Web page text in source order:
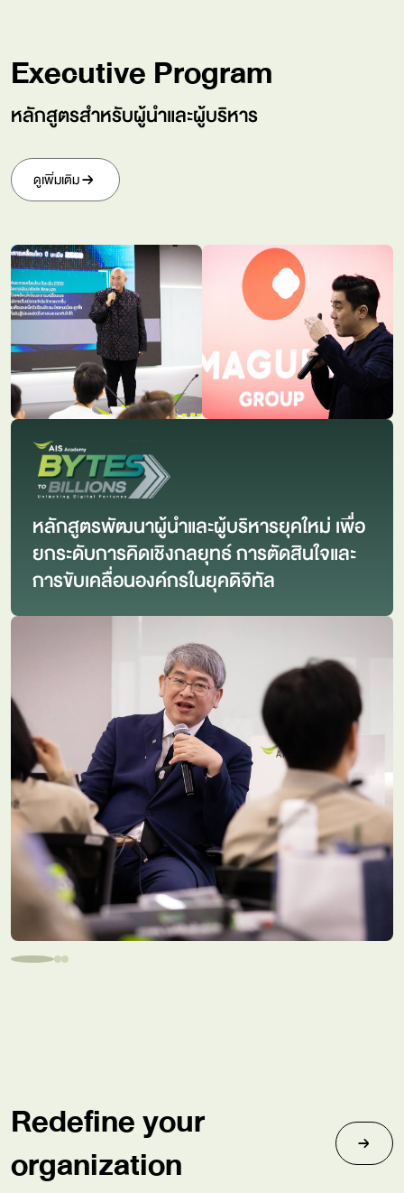
Executive Program
หลักสูตรสำหรับผู้นำและผู้บริหาร
ดูเพิ่มเติม
หลักสูตรพัฒนาผู้นำและผู้บริหารยุคใหม่ เพื่อ
ยกระดับการคิดเชิงกลยุทธ์ การตัดสินใจและ
การขับเคลื่อนองค์กรในยุคดิจิทัล
Redefine your
organization